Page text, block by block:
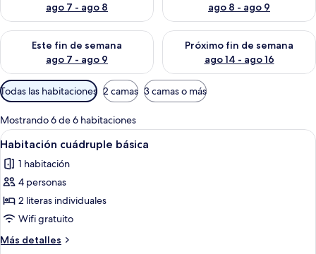
ago 7 - ago 8
ago 8 - ago 9
Este fin de semana
ago 7 - ago 9
Consulta la disponibilidad para este fin de semana ago 7 -
Próximo fin de semana
ago 14 - ago 16
Consulta la disponibilidad
Filtros
disponibles
para
las
habitaciones
Todas las habitaciones 2 camas 3 camas o más
Mostrando 6 de 6 habitaciones
Abrir
todas
las
fotos
de
Habitación
cuádruple
básica
Un dormitorio con literas, un
9
Habitación cuádruple básica
1 habitación
4 personas
2 literas individuales
Wifi gratuito
Más detalles
Más